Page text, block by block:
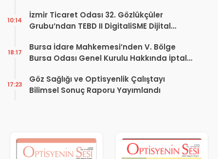
İzmir Ticaret Odası 32. Gözlükçüler
Grubu’ndan TEBD II DigitaliSME Dijital
10:14
Bursa İdare Mahkemesi’nden V. Bölge
Bursa Odası Genel Kurulu Hakkında İptal
18:17
Göz Sağlığı ve Optisyenlik Çalıştayı
Bilimsel Sonuç Raporu Yayımlandı
17:23